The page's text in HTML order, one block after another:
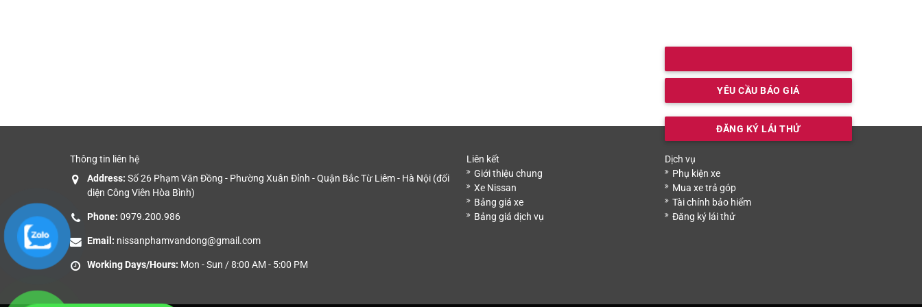
YÊU CẦU BÁO GIÁ
ĐĂNG KÝ LÁI THỬ
Thông tin liên hệ
Address: Số 26 Phạm Văn Đồng - Phường Xuân Đỉnh - Quận Bắc Từ Liêm - Hà Nội (đối
diện Công Viên Hòa Bình)
Phone: 0979.200.986
Email: nissanphamvandong@gmail.com
Working Days/Hours: Mon - Sun / 8:00 AM - 5:00 PM
Liên kết
Giới thiệu chung
Xe Nissan
Bảng giá xe
Bảng giá dịch vụ
Dịch vụ
Phụ kiện xe
Mua xe trả góp
Tài chính bảo hiểm
Đăng ký lái thử